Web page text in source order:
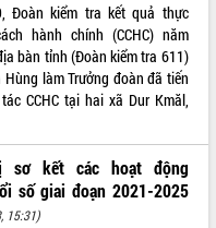
Đoàn kiểm tra kết quả thực
hành chính (CCHC) năm
bàn tỉnh (Đoàn kiểm tra 611)
làm Trưởng đoàn đã tiến
CCHC tại hai xã Dur Kmăl,
sơ kết các hoạt động
số giai đoạn 2021-2025
15:31)